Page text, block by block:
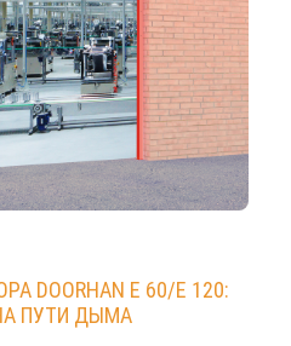
E 60/E 120:
ПУТИ ДЫМА